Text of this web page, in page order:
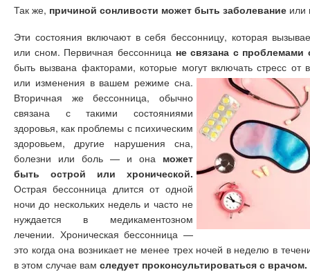
Так же, причиной сонливости может быть заболевание или
Эти состояния включают в себя бессонницу, которая
или сном. Первичная бессонница не связана с проблемами
быть вызвана факторами, которые могут включать стресс от
или изменения в вашем режиме сна.
Вторичная же бессонница, обычно
связана с такими состояниями
здоровья, как проблемы с психическим
здоровьем, другие нарушения сна,
болезни или боль — и она может
быть острой или хронической.
Острая бессонница длится от одной
ночи до нескольких недель и часто не
нуждается в медикаментозном
лечении. Хроническая бессонница —
это когда она возникает не менее трех ночей в неделю в
в этом случае вам следует проконсультироваться с врачом.